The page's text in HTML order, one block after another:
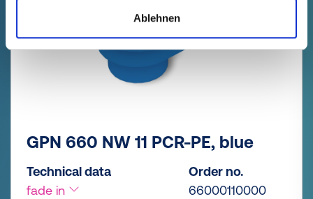
Ablehnen
GPN 660 NW 11 PCR-PE, blue
Technical data
fade in
Order no.
66000110000